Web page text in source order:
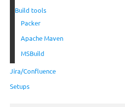
Build tools
Packer
Apache Maven
MSBuild
Jira/Confluence
Setups